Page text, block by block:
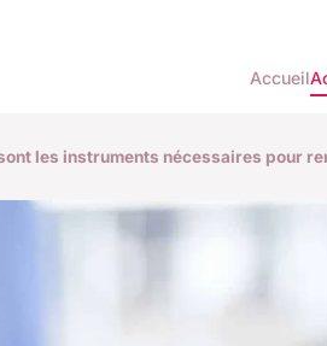
Accueil
les instruments nécessaires pour